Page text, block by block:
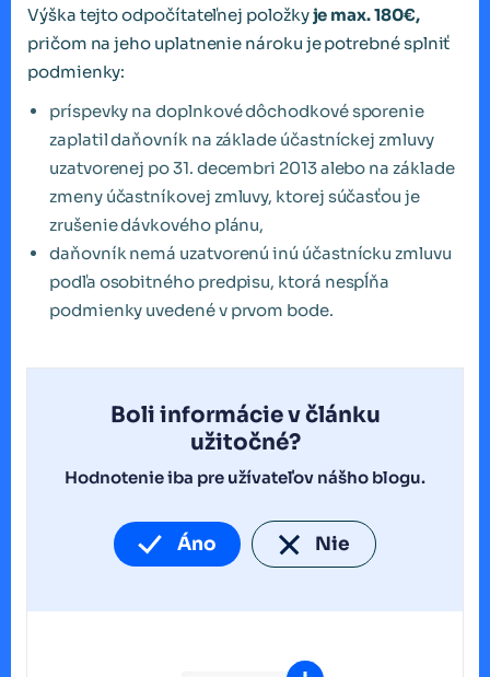
Výška tejto odpočítateľnej položkyje max. 180€,
pričom na jeho uplatnenie nároku je potrebné splniť
podmienky:
príspevky na doplnkové dôchodkové sporenie
zaplatil daňovník na základe účastníckej zmluvy
uzatvorenej po 31. decembri 2013 alebo na základe
zmeny účastníkovej zmluvy, ktorej súčasťou je
zrušenie dávkového plánu,
daňovník nemá uzatvorenú inú účastnícku zmluvu
podľa osobitného predpisu, ktorá nespĺňa
podmienky uvedené v prvom bode.
Boli informácie v článku
užitočné?
Hodnotenie iba pre užívateľov nášho blogu.
Áno Nie